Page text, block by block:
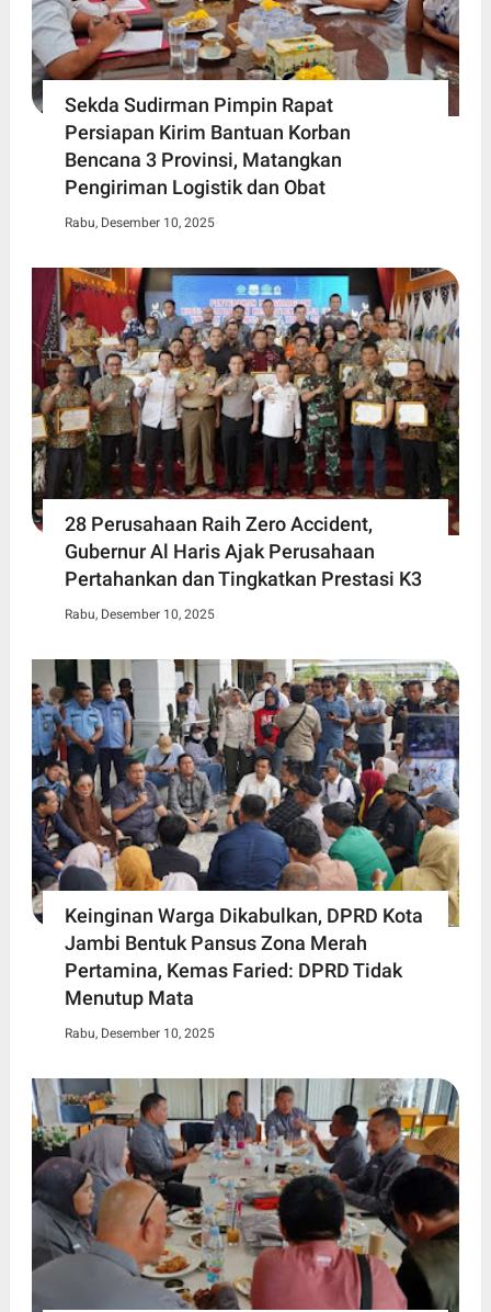
Sekda Sudirman Pimpin Rapat
Persiapan Kirim Bantuan Korban
Bencana 3 Provinsi, Matangkan
Pengiriman Logistik dan Obat
Rabu, Desember 10, 2025
28 Perusahaan Raih Zero Accident,
Gubernur Al Haris Ajak Perusahaan
Pertahankan dan Tingkatkan Prestasi K3
Rabu, Desember 10, 2025
Keinginan Warga Dikabulkan, DPRD Kota
Jambi Bentuk Pansus Zona Merah
Pertamina, Kemas Faried: DPRD Tidak
Menutup Mata
Rabu, Desember 10, 2025